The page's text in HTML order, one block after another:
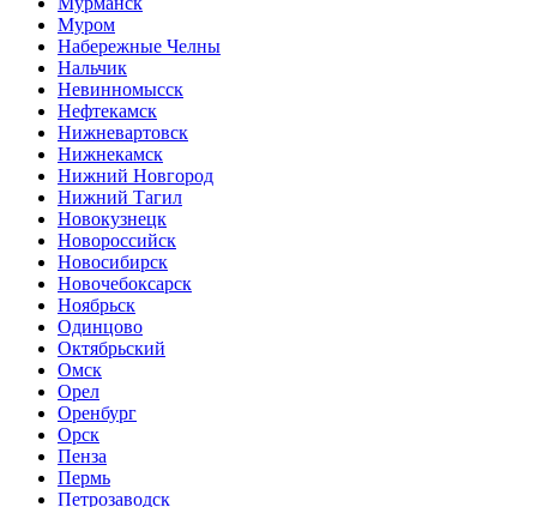
Муром
Набережные Челны
Нальчик
Невинномысск
Нефтекамск
Нижневартовск
Нижнекамск
Нижний Новгород
Нижний Тагил
Новокузнецк
Новороссийск
Новосибирск
Новочебоксарск
Ноябрьск
Одинцово
Октябрьский
Омск
Орел
Оренбург
Орск
Пенза
Пермь
Петрозаводск